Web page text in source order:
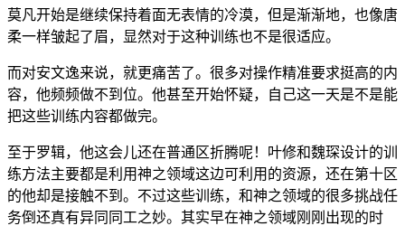
莫凡开始是继续保持着面无表情的冷漠，但是渐渐地，也像唐
柔一样皱起了眉，显然对于这种训练也不是很适应。
而对安文逸来说，就更痛苦了。很多对操作精准要求挺高的内
容，他频频做不到位。他甚至开始怀疑，自己这一天是不是能
把这些训练内容都做完。
至于罗辑，他这会儿还在普通区折腾呢！叶修和魏琛设计的训
练方法主要都是利用神之领域这边可利用的资源，还在第十区
的他却是接触不到。不过这些训练，和神之领域的很多挑战任
务倒还真有异同同工之妙。其实早在神之领域刚刚出现的时